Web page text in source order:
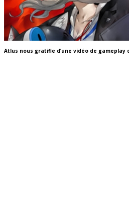
Atlus nous gratifie d’une vidéo de gameplay